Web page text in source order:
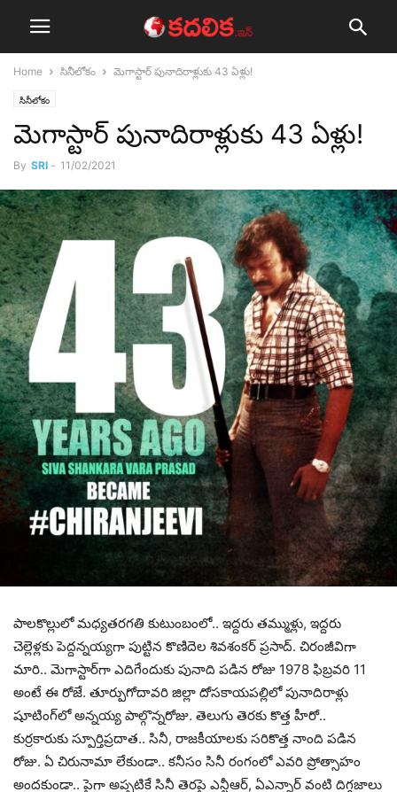
Home సినీలోకం మెగాస్టార్ పునాదిరాళ్లుకు 43 ఏళ్లు!
సినీలోకం
మెగాస్టార్ పునాదిరాళ్లుకు 43 ఏళ్లు!
By SRI - 11/02/2021
పాల‌కొల్లులో మ‌ధ్య‌త‌ర‌గ‌తి కుటుంబంలో.. ఇద్ద‌రు త‌మ్ముళ్లు, ఇద్దరు
చెల్లెళ్ల‌కు పెద్ద‌న్న‌య్య‌గా పుట్టిన కొణిదెల శివ‌శంక‌ర్ ప్ర‌సాద్‌. చిరంజీవిగా
మారి.. మెగాస్టార్‌గా ఎదిగేందుకు పునాది ప‌డిన రోజు 1978 ఫిబ్ర‌వ‌రి 11
అంటే ఈ రోజే. తూర్పుగోదావ‌రి జిల్లా దోస‌కాయ‌ప‌ల్లిలో పునాదిరాళ్లు
షూటింగ్‌లో అన్న‌య్య పాల్గొన్న‌రోజు. తెలుగు తెర‌కు కొత్త హీరో..
కుర్ర‌కారుకు స్పూర్తిప్ర‌దాత‌.. సినీ, రాజ‌కీయాల‌కు స‌రికొత్త నాంది ప‌డిన
రోజు. ఏ చిరునామా లేకుండా.. క‌నీసం సినీ రంగంలో ఎవ‌రి ప్రోత్సాహం
అంద‌కుండా.. పైగా అప్ప‌టికే సినీ తెర‌పై ఎన్టీఆర్‌, ఏఎన్నార్ వంటి దిగ్గ‌జాలు